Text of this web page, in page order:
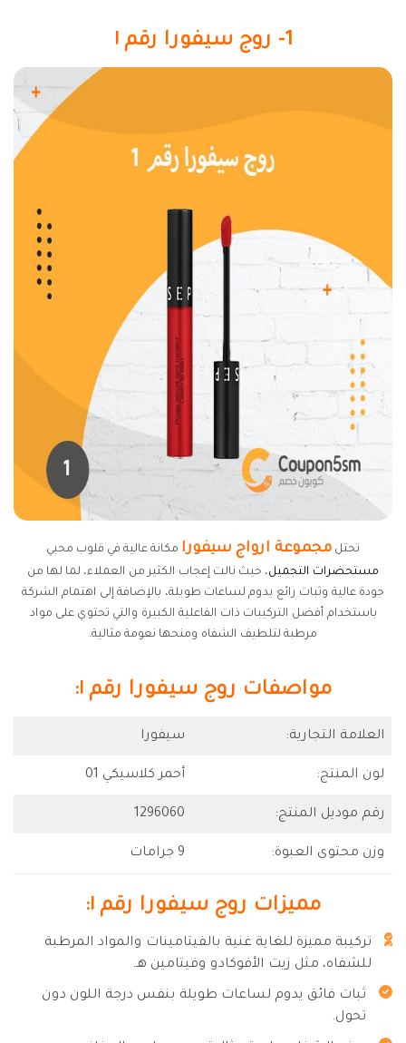
1- روج سيفورا رقم ١
تحتل مجموعة ارواج سيفورا مكانة عالية في قلوب محبي
مستحضرات التجميل، حيث نالت إعجاب الكثير من العملاء، لما لها من
جودة عالية وثبات رائع يدوم لساعات طويلة، بالإضافة إلى اهتمام الشركة
باستخدام أفضل التركيبات ذات الفاعلية الكبيرة والتي تحتوي على مواد
مرطبة لتلطيف الشفاه ومنحها نعومة مثالية.
مواصفات روج سيفورا رقم ١:
العلامة التجارية: سيفورا
لون المنتج: أحمر كلاسيكي 01
رقم موديل المنتج: 1296060
وزن محتوى العبوة: 9 جرامات
مميزات روج سيفورا رقم ١:
تركيبة مميزة للغاية غنية بالفيتامينات والمواد المرطبة
للشفاه، مثل زيت الأفوكادو وفيتامين هـ.
ثبات فائق يدوم لساعات طويلة بنفس درجة اللون دون
تحول.